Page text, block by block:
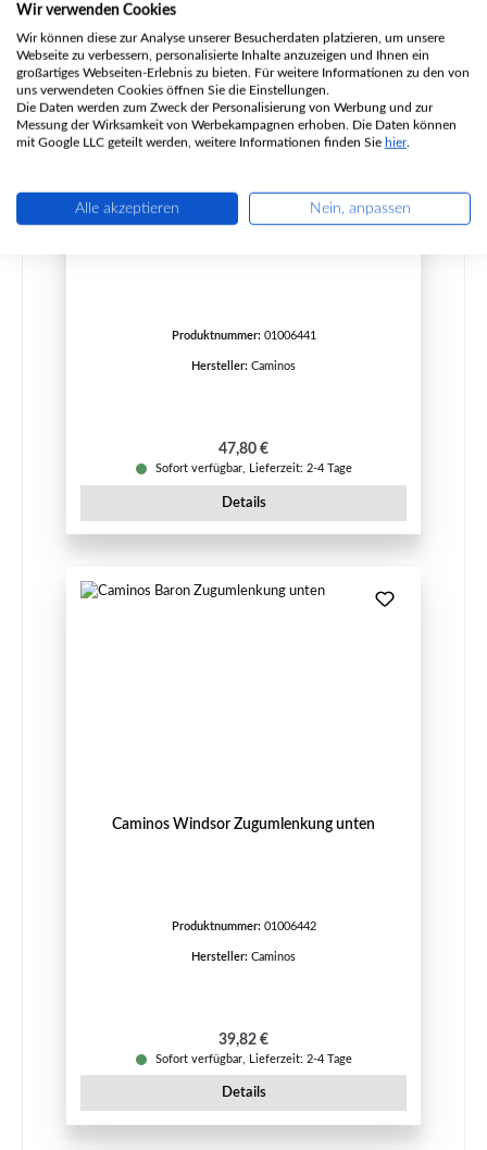
Produktnummer: 01006441
Hersteller: Caminos
Regulärer Preis:
47,80 €
Sofort verfügbar, Lieferzeit: 2-4 Tage
Details
Caminos Windsor Zugumlenkung unten
Produktnummer: 01006442
Hersteller: Caminos
Regulärer Preis:
39,82 €
Sofort verfügbar, Lieferzeit: 2-4 Tage
Details
Wir verwenden Cookies
Wir können diese zur Analyse unserer Besucherdaten platzieren, um unsere
Webseite zu verbessern, personalisierte Inhalte anzuzeigen und Ihnen ein
großartiges Webseiten-Erlebnis zu bieten. Für weitere Informationen zu den von
uns verwendeten Cookies öffnen Sie die Einstellungen.
Die Daten werden zum Zweck der Personalisierung von Werbung und zur
Messung der Wirksamkeit von Werbekampagnen erhoben. Die Daten können
mit Google LLC geteilt werden, weitere Informationen finden Sie hier.
Alle akzeptieren Nein, anpassen